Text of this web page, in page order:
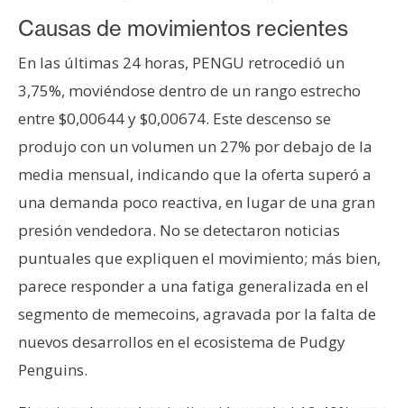
i
i
d
a
d
Causas de movimientos recientes
En las últimas 24 horas, PENGU retrocedió un
3,75%, moviéndose dentro de un rango estrecho
entre $0,00644 y $0,00674. Este descenso se
produjo con un volumen un 27% por debajo de la
media mensual, indicando que la oferta superó a
una demanda poco reactiva, en lugar de una gran
presión vendedora. No se detectaron noticias
puntuales que expliquen el movimiento; más bien,
parece responder a una fatiga generalizada en el
segmento de memecoins, agravada por la falta de
nuevos desarrollos en el ecosistema de Pudgy
Penguins.